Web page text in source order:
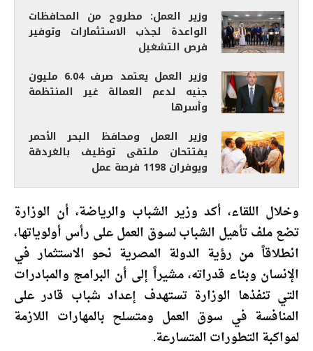
وزير العمل: مطروح من المحافظات
الواعدة لجذب الاستثمارات وتوفير
فرص التشغيل
وزير العمل يعتمد صرف 6.04 مليون
جنيه لدعم العمالة غير المنتظمة
وأسرها
وزير العمل ومحافظ البحر الأحمر
يفتتحان ملتقى توظيف بالغردقة
ويوفران 1198 فرصة عمل
وخلال اللقاء، أكد وزير الشباب والرياضة، أن الوزارة
تضع ملف تأهيل الشباب لسوق العمل على رأس أولوياتها،
انطلاقاً من رؤية الدولة المصرية نحو الاستثمار في
الإنسان وبناء قدراته، مشيراً إلى أن البرامج والمبادرات
التي تنفذها الوزارة تستهدف إعداد شباب قادر على
المنافسة في سوق العمل ومتسلح بالمهارات اللازمة
لمواكبة التطورات المتسارعة.